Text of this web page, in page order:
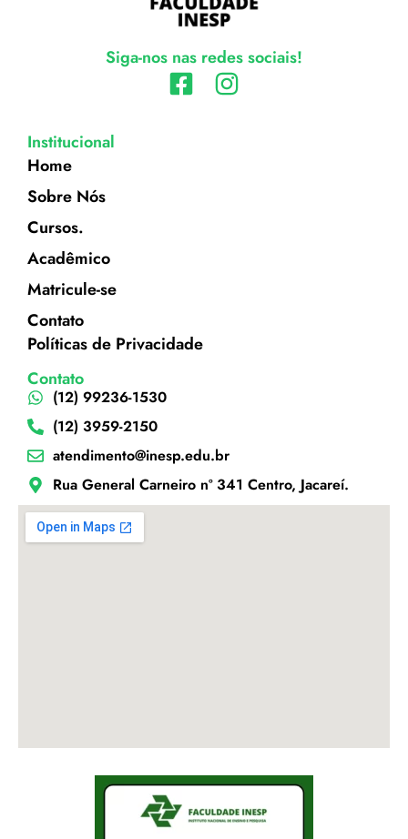
Siga-nos nas redes sociais!
Institucional
Home
Sobre Nós
Cursos.
Acadêmico
Matricule-se
Contato
Políticas de Privacidade
Contato
(12) 99236-1530
(12) 3959-2150
atendimento@inesp.edu.br
Rua General Carneiro nº 341 Centro, Jacareí.